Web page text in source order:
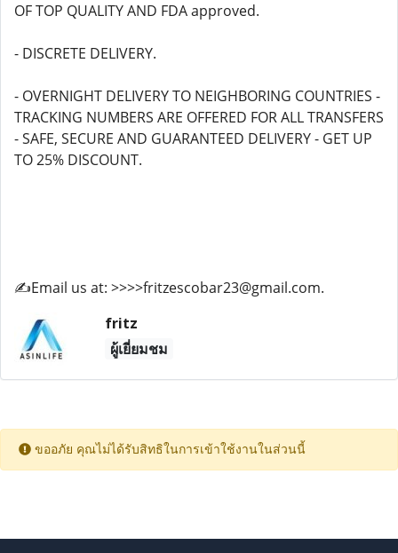
OF TOP QUALITY AND FDA approved.
- DISCRETE DELIVERY.
- OVERNIGHT DELIVERY TO NEIGHBORING COUNTRIES -
TRACKING NUMBERS ARE OFFERED FOR ALL TRANSFERS
- SAFE, SECURE AND GUARANTEED DELIVERY - GET UP
TO 25% DISCOUNT.
✍️Email us at: >>>>fritzescobar23@gmail.com.
fritz
ผู้เยี่ยมชม
ขออภัย คุณไม่ได้รับสิทธิในการเข้าใช้งานในส่วนนี้